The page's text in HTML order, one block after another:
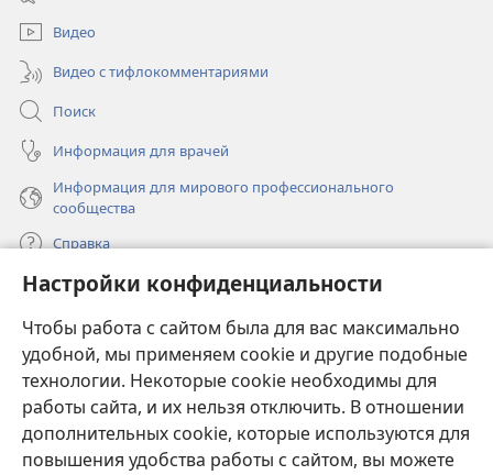
Настройки конфиденциальности
Чтобы работа с сайтом была для вас максимально
удобной, мы применяем cookie и другие подобные
технологии. Некоторые cookie необходимы для
работы сайта, и их нельзя отключить. В отношении
дополнительных cookie, которые используются для
повышения удобства работы с сайтом, вы можете
новом
окне)Видео
Видео с тифлокомментариями
Поиск
Информация для врачей
Информация для мирового профессионального
сообщества
Справка
Пожертвования
в
новом
окне)
ОНЛАЙН-БИБЛИОТЕКА Сторожевой башни
(открывается
новом
окне)
JW Hub®
(открывается
в
новомJW Library ®